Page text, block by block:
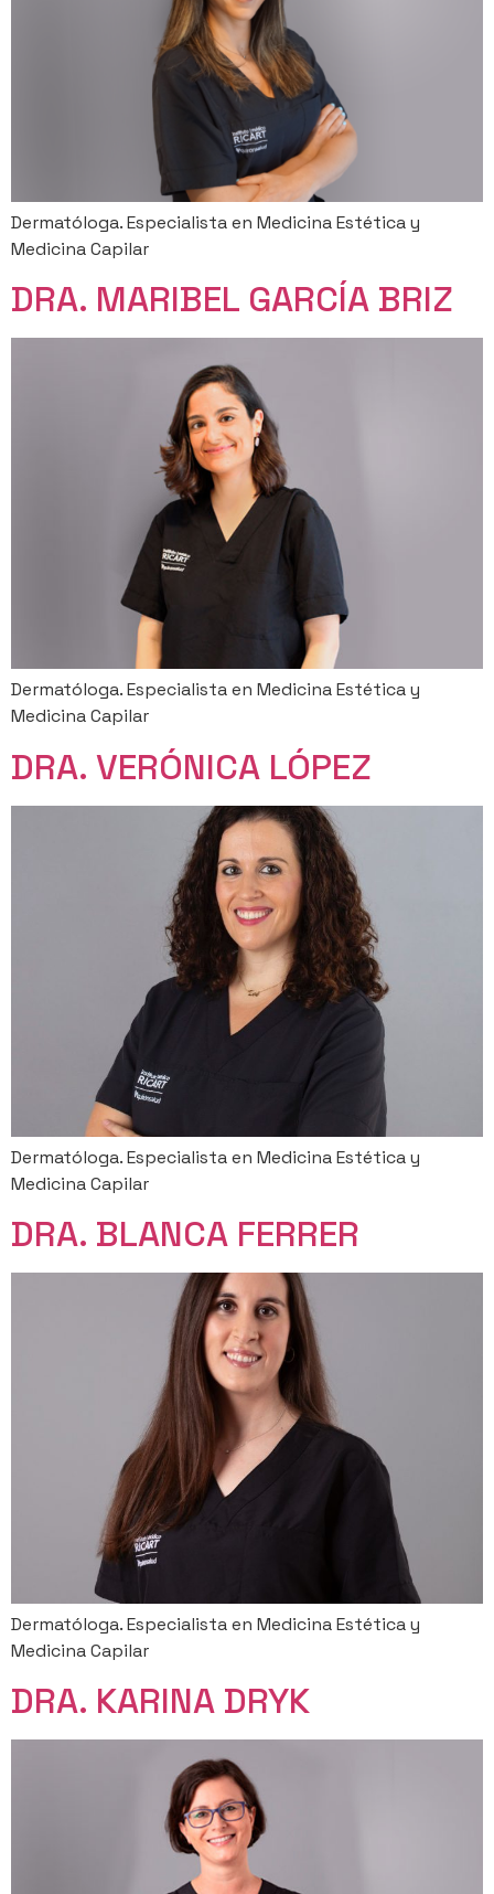
Dermatóloga. Especialista en Medicina Estética y
Medicina Capilar
DRA. MARIBEL GARCÍA BRIZ
Dermatóloga. Especialista en Medicina Estética y
Medicina Capilar
DRA. VERÓNICA LÓPEZ
Dermatóloga. Especialista en Medicina Estética y
Medicina Capilar
DRA. BLANCA FERRER
Dermatóloga. Especialista en Medicina Estética y
Medicina Capilar
DRA. KARINA DRYK